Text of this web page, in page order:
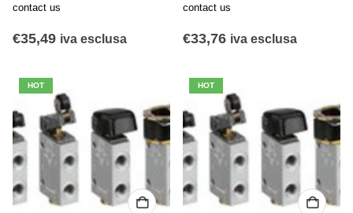
contact us
€35,49 iva esclusa
contact us
€33,76 iva esclusa
HOT HOT